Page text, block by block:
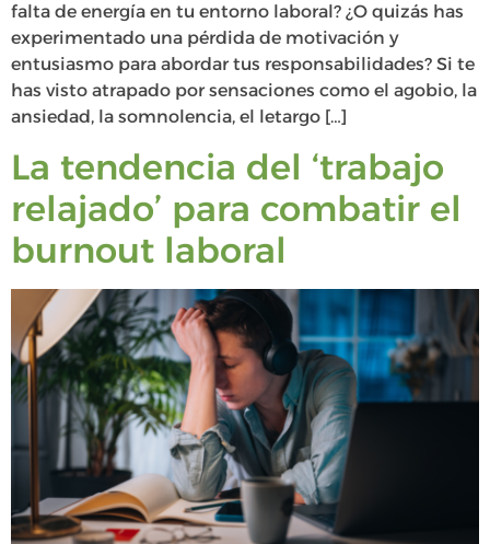
falta de energía en tu entorno laboral? ¿O quizás has
experimentado una pérdida de motivación y
entusiasmo para abordar tus responsabilidades? Si te
has visto atrapado por sensaciones como el agobio, la
ansiedad, la somnolencia, el letargo […]
La tendencia del ‘trabajo
relajado’ para combatir el
burnout laboral